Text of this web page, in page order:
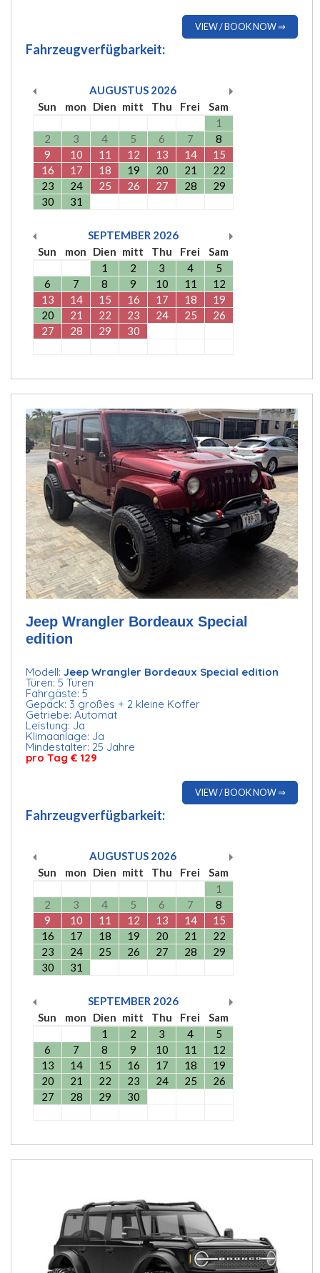
VIEW / BOOK NOW ⇒
Fahrzeugverfügbarkeit:
AUGUSTUS 2026
Sun
mon Dien mitt Thu Frei
Sam
1
2
3 4 5 6 7
8
9
10 11 12 13 14
15
16
17 18 19 20 21
22
23
24 25 26 27 28
29
30
31
SEPTEMBER 2026
Sun
mon Dien mitt Thu Frei
Sam
1
2 3 4
5
6
7 8 9 10 11
12
13
14 15 16 17 18
19
20
21 22 23 24 25
26
27
28 29 30
Jeep Wrangler Bordeaux Special
edition
Modell:Jeep Wrangler Bordeaux Special edition
Türen: 5 Türen
Fahrgäste: 5
Gepäck: 3 großes + 2 kleine Koffer
Getriebe: Automat
Leistung: Ja
Klimaanlage: Ja
Mindestalter: 25 Jahre
pro Tag € 129
VIEW / BOOK NOW ⇒
Fahrzeugverfügbarkeit:
AUGUSTUS 2026
Sun
mon Dien mitt Thu Frei
Sam
1
2
3 4 5 6 7
8
9
10 11 12 13 14
15
16
17 18 19 20 21
22
23
24 25 26 27 28
29
30
31
SEPTEMBER 2026
Sun
mon Dien mitt Thu Frei
Sam
1
2 3 4
5
6
7 8 9 10 11
12
13
14 15 16 17 18
19
20
21 22 23 24 25
26
27
28 29 30